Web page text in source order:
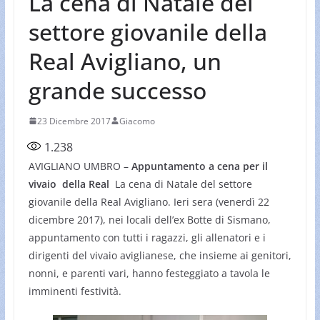
settore giovanile della
Real Avigliano, un
grande successo
23 Dicembre 2017 Giacomo
1.238
AVIGLIANO UMBRO – Appuntamento a cena per il
vivaio della Real La cena di Natale del settore
giovanile della Real Avigliano. Ieri sera (venerdì 22
dicembre 2017), nei locali dell’ex Botte di Sismano,
appuntamento con tutti i ragazzi, gli allenatori e i
dirigenti del vivaio aviglianese, che insieme ai genitori,
nonni, e parenti vari, hanno festeggiato a tavola le
imminenti festività.